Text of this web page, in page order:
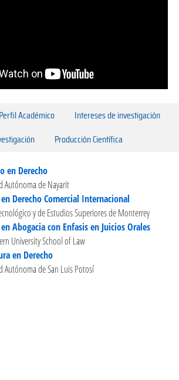
Perfil Académico
Intereses de investigación
Producción Científica
en Derecho
Autónoma de Nayarit
Derecho Comercial Internacional
y de Estudios Superiores de Monterrey
Abogacia con Enfasis en Juicios Orales
University School of Law
en Derecho
Autónoma de San Luis Potosí